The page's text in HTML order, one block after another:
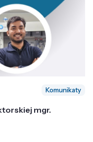
Komunikaty
mgr.